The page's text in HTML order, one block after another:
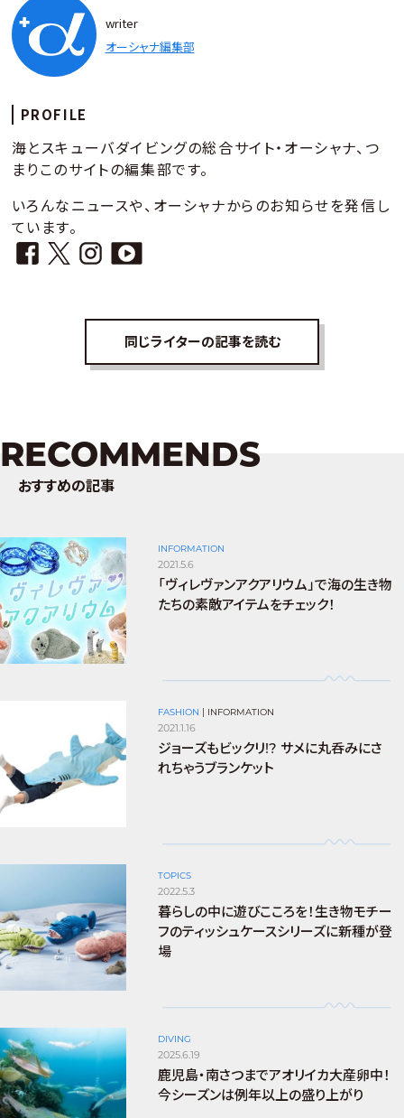
writer
オーシャナ編集部
PROFILE
海とスキューバダイビングの総合サイト・オーシャナ、つ
まりこのサイトの編集部です。
いろんなニュースや、オーシャナからのお知らせを発信し
ています。
同じライターの記事を読む
RECOMMENDS
おすすめの記事
INFORMATION
2021.5.6
「ヴィレヴァンアクアリウム」で海の生き物
たちの素敵アイテムをチェック！
FASHION | INFORMATION
2021.1.16
ジョーズもビックリ!? サメに丸呑みにさ
れちゃうブランケット
TOPICS
2022.5.3
暮らしの中に遊びこころを！生き物モチー
フのティッシュケースシリーズに新種が登
場
DIVING
2025.6.19
鹿児島・南さつまでアオリイカ大産卵中！
今シーズンは例年以上の盛り上がり